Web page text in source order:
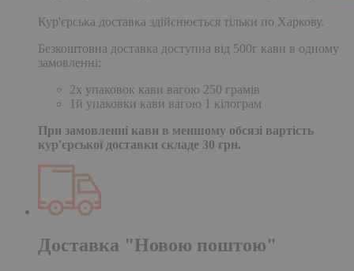
Кур'єрська доставка здійснюється тільки по Харкову.
Безкоштовна доставка доступна від 500г кави в одному
замовленні:
2х упаковок кави вагою 250 грамів
1й упаковки кави вагою 1 кілограм
При замовленні кави в меншому обсязі вартість
кур'єрської доставки складе 30 грн.
Доставка "Новою поштою"